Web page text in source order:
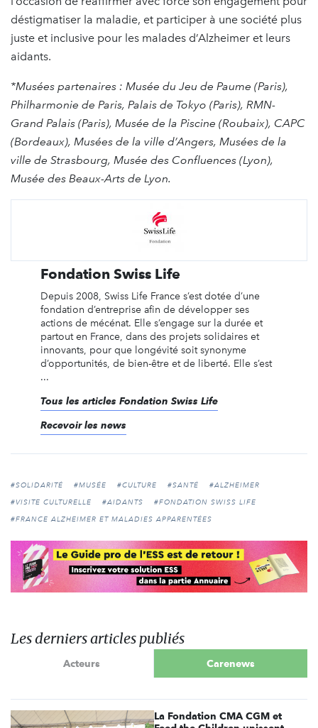
déstigmatiser la maladie, et participer à une société plus
juste et inclusive pour les malades d’Alzheimer et leurs
aidants.
*Musées partenaires : Musée du Jeu de Paume (Paris),
Philharmonie de Paris, Palais de Tokyo (Paris), RMN-
Grand Palais (Paris), Musée de la Piscine (Roubaix), CAPC
(Bordeaux), Musées de la ville d’Angers, Musées de la
ville de Strasbourg, Musée des Confluences (Lyon),
Musée des Beaux-Arts de Lyon.
Fondation Swiss Life
Depuis 2008, Swiss Life France s’est dotée d’une
fondation d’entreprise afin de développer ses
actions de mécénat. Elle s’engage sur la durée et
partout en France, dans des projets solidaires et
innovants, pour que longévité soit synonyme
d’opportunités, de bien-être et de liberté. Elle s’est
...
Tous les articles Fondation Swiss Life
Recevoir les news
#SOLIDARITÉ #MUSÉE #CULTURE #SANTÉ
#ALZHEIMER
#VISITE CULTURELLE
#AIDANTS
#FONDATION SWISS LIFE
#FRANCE ALZHEIMER ET MALADIES APPARENTÉES
Les derniers articles publiés
Acteurs Carenews
La Fondation CMA CGM et